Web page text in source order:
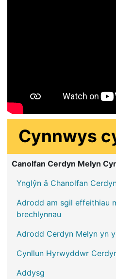
Cynnwys
Canolfan Cerdyn Melyn
Ynglŷn â Chanolfan
Adrodd am sgil effeithiau
brechlynnau
Adrodd Cerdyn Melyn yn
Cynllun Hyrwyddwr
Addysg